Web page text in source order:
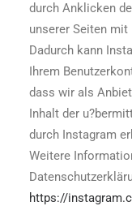
durch Anklicken
unserer Seiten
Dadurch kann
Ihrem
dass wir als
Inhalt der
durch Instagram
Weitere
https://